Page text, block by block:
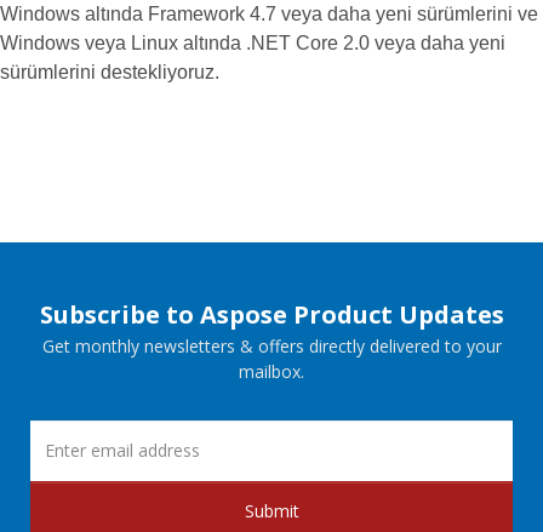
Windows altında Framework 4.7 veya daha yeni sürümlerini ve
Windows veya Linux altında .NET Core 2.0 veya daha yeni
sürümlerini destekliyoruz.
Subscribe to Aspose Product Updates
Get monthly newsletters & offers directly delivered to your
mailbox.
Submit